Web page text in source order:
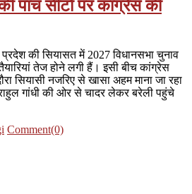
पांच सीटों पर कांग्रेस की
प्रदेश की सियासत में 2027 विधानसभा चुनाव
तेज होने लगी हैं। इसी बीच कांग्रेस
सियासी नजरिए से खासा अहम माना जा रहा
गांधी की ओर से चादर लेकर बरेली पहुंचे
Comment(0)